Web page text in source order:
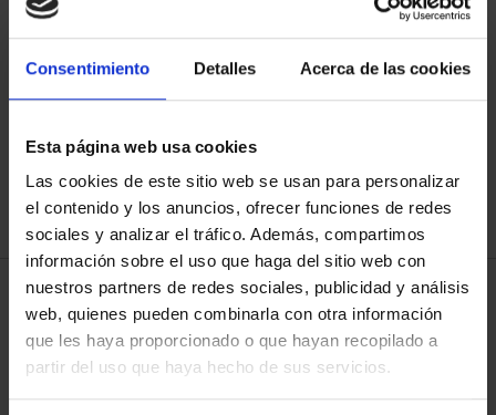
Consentimiento Detalles Acerca de las cookies
Esta página web usa cookies
Las cookies de este sitio web se usan para personalizar
el contenido y los anuncios, ofrecer funciones de redes
sociales y analizar el tráfico. Además, compartimos
información sobre el uso que haga del sitio web con
nuestros partners de redes sociales, publicidad y análisis
web, quienes pueden combinarla con otra información
que les haya proporcionado o que hayan recopilado a
partir del uso que haya hecho de sus servicios.
SORT BY:
REFINE
4 Products found